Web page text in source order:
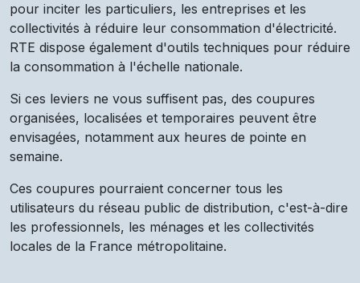
pour inciter les particuliers, les entreprises et les
collectivités à réduire leur consommation d'électricité.
RTE dispose également d'outils techniques pour réduire
la consommation à l'échelle nationale.
Si ces leviers ne vous suffisent pas, des coupures
organisées, localisées et temporaires peuvent être
envisagées, notamment aux heures de pointe en
semaine.
Ces coupures pourraient concerner tous les
utilisateurs du réseau public de distribution, c'est-à-dire
les professionnels, les ménages et les collectivités
locales de la France métropolitaine.